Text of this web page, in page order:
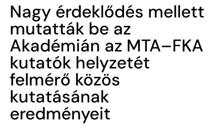
Nagy érdeklődés mellett
mutatták be az
Akadémián az MTA–FKA
kutatók helyzetét
felmérő közös
kutatásának
eredményeit